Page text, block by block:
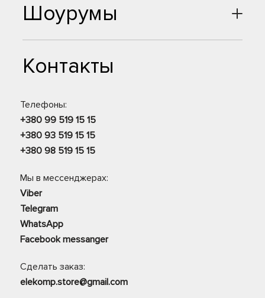
Шоурумы
Контакты
Телефоны:
+380 99 519 15 15
+380 93 519 15 15
+380 98 519 15 15
Мы в мессенджерах:
Viber
Telegram
WhatsApp
Facebook messanger
Сделать заказ:
elekomp.store@gmail.com